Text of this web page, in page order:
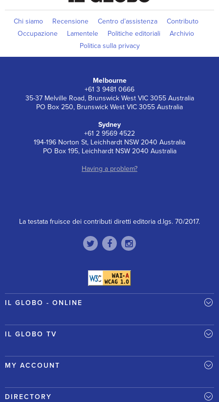
Chi siamo Recensione Centro d’assistenza
Contributo
Occupazione
Lamentele Politiche editoriali
Archivio
Politica sulla privacy
Melbourne
+61 3 9481 0666
35-37 Melville Road, Brunswick West VIC 3055 Australia
PO Box 250, Brunswick West VIC 3055 Australia
Sydney
+61 2 9569 4522
194-196 Norton St, Leichhardt NSW 2040 Australia
PO Box 195, Leichhardt NSW 2040 Australia
Having a problem?
La testata fruisce dei contributi diretti editoria d.lgs. 70/2017.
IL GLOBO - ONLINE
IL GLOBO TV
MY ACCOUNT
DIRECTORY